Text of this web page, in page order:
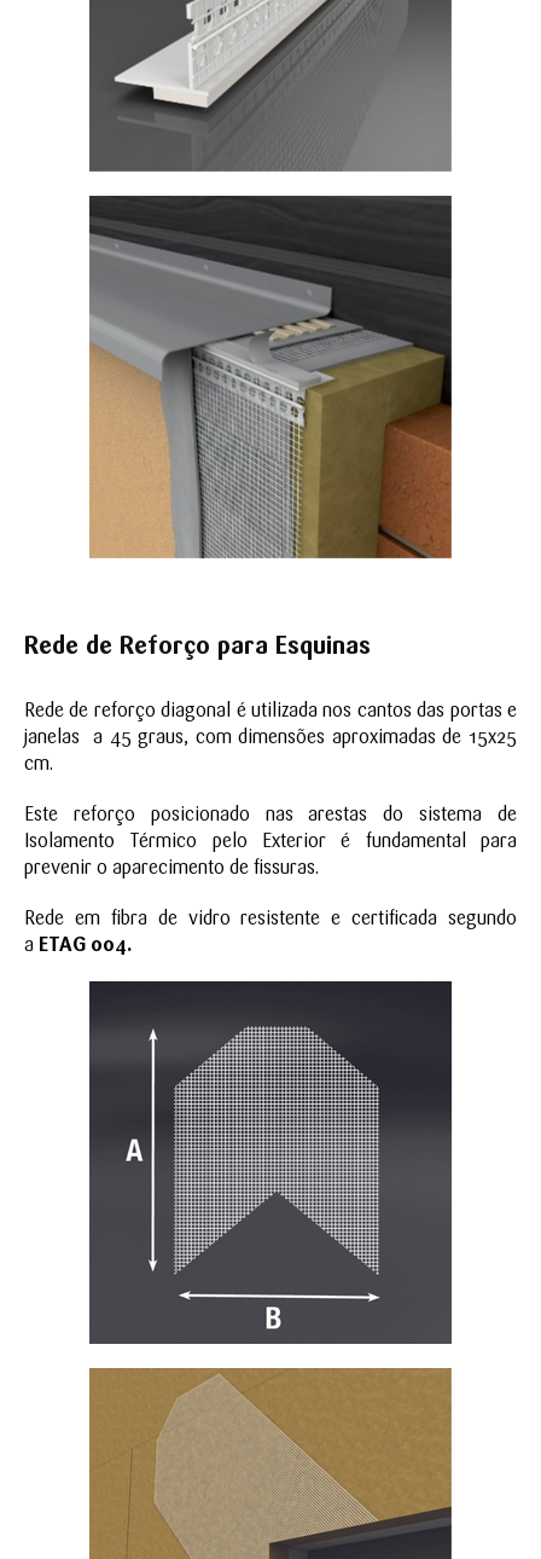
Rede de Reforço para Esquinas
Rede de reforço diagonal é utilizada nos cantos das portas e
janelas a 45 graus, com dimensões aproximadas de 15x25
cm.
Este reforço posicionado nas arestas do sistema de
Isolamento Térmico pelo Exterior é fundamental para
prevenir o aparecimento de fissuras.
Rede em fibra de vidro resistente e certificada segundo
a ETAG 004.